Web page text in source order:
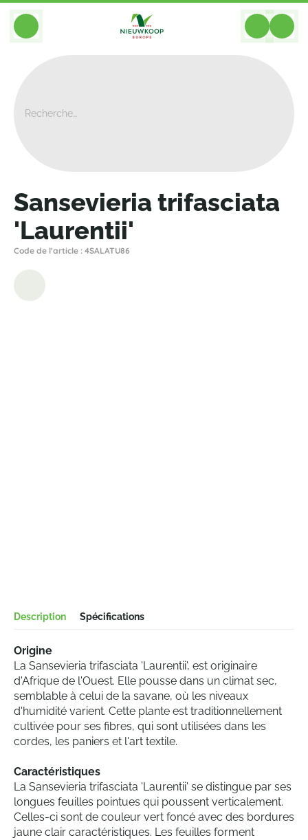
BACK
Sansevieria trifasciata
'Laurentii'
Code de l'article : 4SALATU86
Description Spécifications
Origine
La Sansevieria trifasciata 'Laurentii', est originaire
d'Afrique de l'Ouest. Elle pousse dans un climat sec,
semblable à celui de la savane, où les niveaux
d'humidité varient. Cette plante est traditionnellement
cultivée pour ses fibres, qui sont utilisées dans les
cordes, les paniers et l'art textile.
Caractéristiques
La Sansevieria trifasciata 'Laurentii' se distingue par ses
longues feuilles pointues qui poussent verticalement.
Celles-ci sont de couleur vert foncé avec des bordures
jaune clair caractéristiques. Les feuilles forment